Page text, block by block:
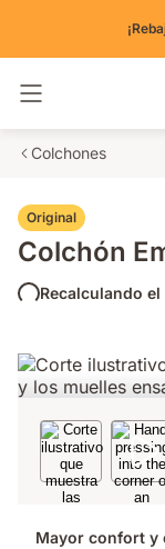
Colchones
Original
Colchón
Recalculando
Mayor confort y